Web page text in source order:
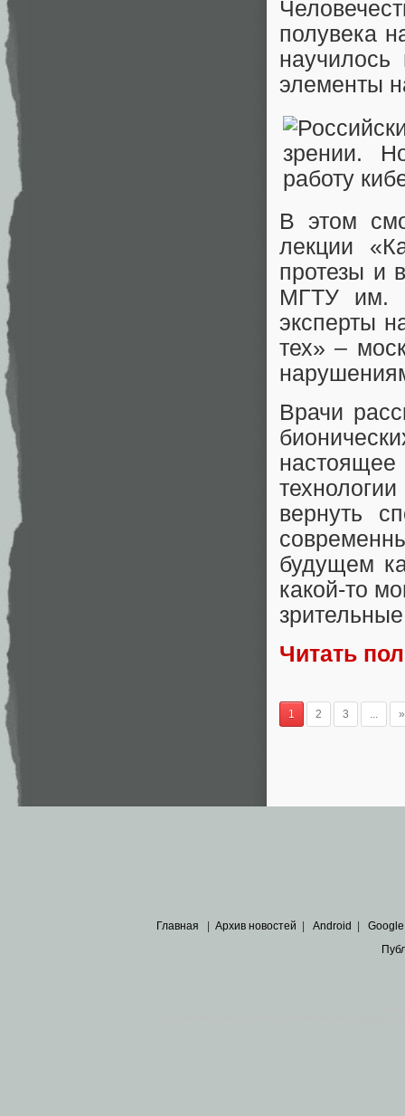
полувека
научилось
элементы
В этом
лекции
протезы и
МГТУ им.
эксперты
тех» –
Врачи
вернуть
будущем
какой-то
Читать
1 2 3 ... »
Главная Архив новостей Android Google